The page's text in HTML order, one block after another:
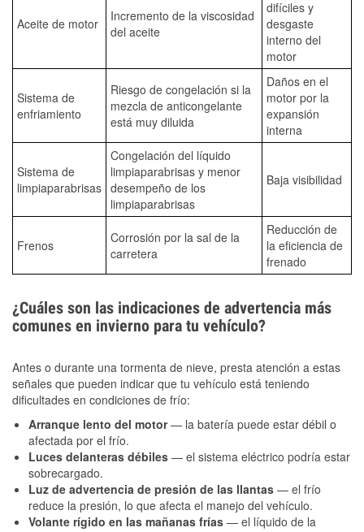
Aceite de motor
Incremento de la viscosidad
del aceite
difíciles y
desgaste
interno del
motor
Sistema de
enfriamiento
Riesgo de congelación si la
mezcla de anticongelante
está muy diluida
Daños en el
motor por la
expansión
interna
Sistema de
limpiaparabrisas
Congelación del líquido
limpiaparabrisas y menor
desempeño de los
limpiaparabrisas
Baja visibilidad
Frenos
Corrosión por la sal de la
carretera
Reducción de
la eficiencia de
frenado
¿Cuáles son las indicaciones de advertencia más
comunes en invierno para tu vehículo?
Antes o durante una tormenta de nieve, presta atención a estas
señales que pueden indicar que tu vehículo está teniendo
dificultades en condiciones de frío:
Arranque lento del motor— la batería puede estar débil o
afectada por el frío.
Luces delanteras débiles — el sistema eléctrico podría estar
sobrecargado.
Luz de advertencia de presión de las llantas — el frío
reduce la presión, lo que afecta el manejo del vehículo.
Volante rígido en las mañanas frías — el líquido de la